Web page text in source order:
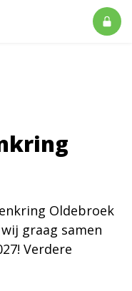
Oldebroek
graag samen
Verdere